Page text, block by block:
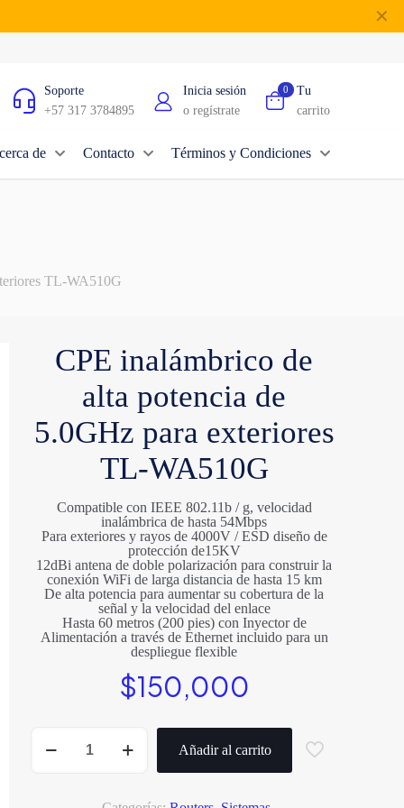
✕
Soporte
+57 317 3784895
Inicia sesión
o regístrate
0
Tu
carrito
de Contacto Términos y Condiciones
TL-WA510G
CPE inalámbrico de
alta potencia de
5.0GHz para exteriores
TL-WA510G
Compatible con IEEE 802.11b / g, velocidad
inalámbrica de hasta 54Mbps
Para exteriores y rayos de 4000V / ESD diseño de
protección de15KV
12dBi antena de doble polarización para construir la
conexión WiFi de larga distancia de hasta 15 km
De alta potencia para aumentar su cobertura de la
señal y la velocidad del enlace
Hasta 60 metros (200 pies) con Inyector de
Alimentación a través de Ethernet incluido para un
despliegue flexible
$150,000
inalámbrico
Añadir al carrito